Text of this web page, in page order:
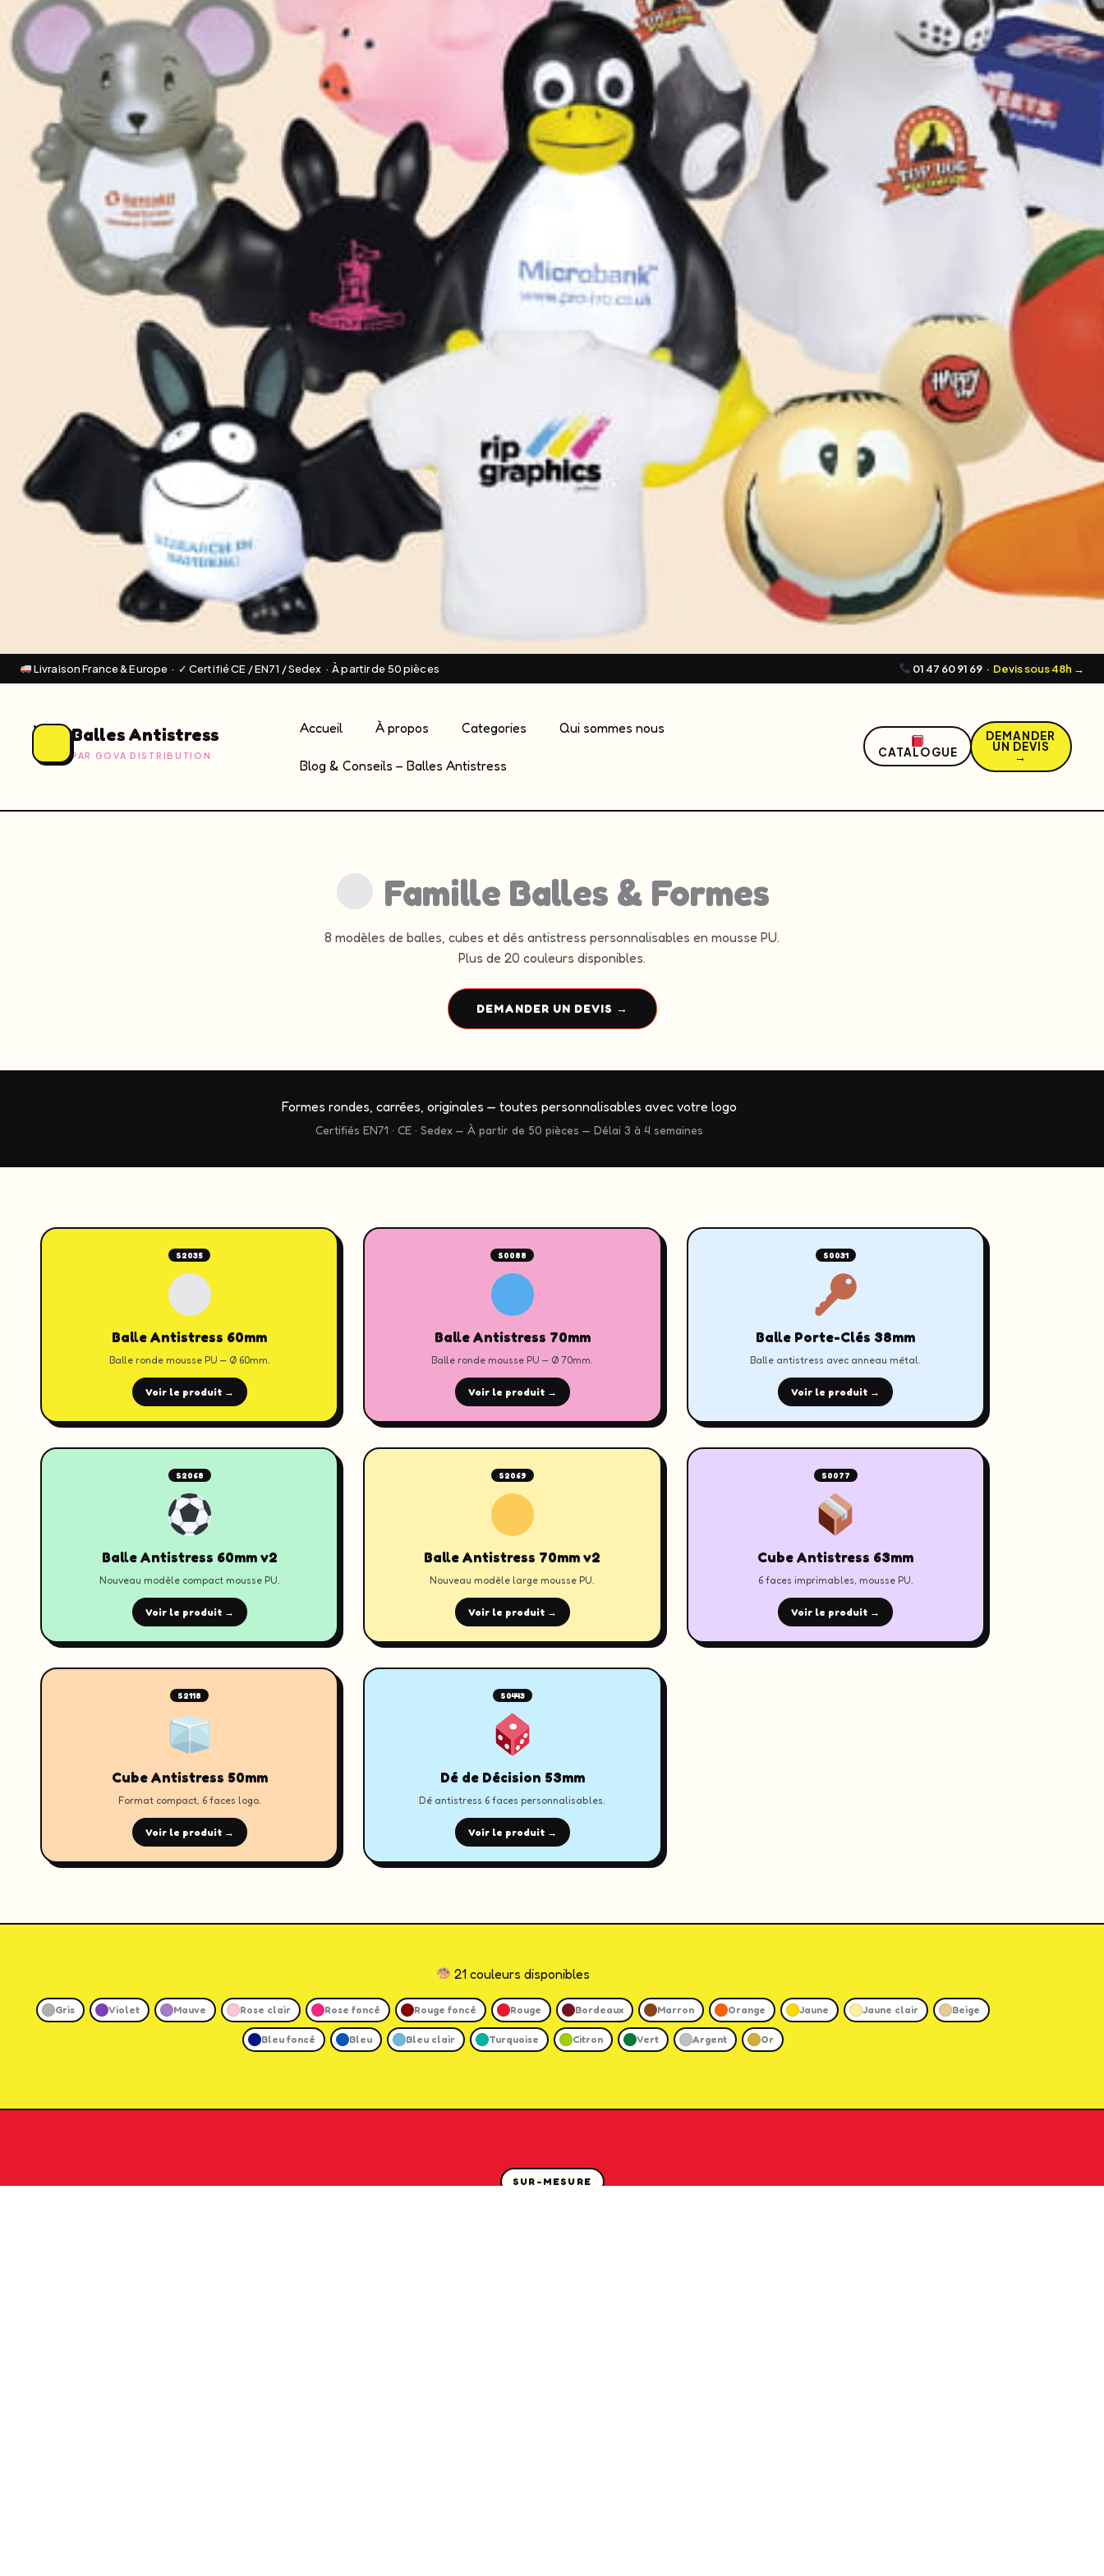
Livraison France & Europe · ✓ Certifié CE / EN71 / Sedex · À partir de 50 pièces 01 47 60 91 69 · Devis sous 48h →
Balles Antistress
PAR GOVA DISTRIBUTION
Accueil À propos Categories Qui sommes nous
Blog & Conseils – Balles Antistress
CATALOGUE
DEMANDER
UN DEVIS
→
Famille Balles & Formes
8 modèles de balles, cubes et dés antistress personnalisables en mousse PU.
Plus de 20 couleurs disponibles.
DEMANDER UN DEVIS →
Formes rondes, carrées, originales — toutes personnalisables avec votre logo
Certifiés EN71 · CE · Sedex — À partir de 50 pièces — Délai 3 à 4 semaines
S2035
Balle Antistress 60mm
Balle ronde mousse PU — Ø 60mm.
Voir le produit →
S0088
Balle Antistress 70mm
Balle ronde mousse PU — Ø 70mm.
Voir le produit →
S0031
Balle Porte-Clés 38mm
Balle antistress avec anneau métal.
Voir le produit →
S2068
Balle Antistress 60mm v2
Nouveau modèle compact mousse PU.
Voir le produit →
S2069
Balle Antistress 70mm v2
Nouveau modèle large mousse PU.
Voir le produit →
S0077
Cube Antistress 63mm
6 faces imprimables, mousse PU.
Voir le produit →
S2118
Cube Antistress 50mm
Format compact, 6 faces logo.
Voir le produit →
S0443
Dé de Décision 53mm
Dé antistress 6 faces personnalisables.
Voir le produit →
21 couleurs disponibles
Gris Violet Mauve Rose clair Rose foncé Rouge foncé Rouge Bordeaux Marron Orange Jaune Jaune clair Beige
Bleu foncé Bleu Bleu clair Turquoise Citron Vert Argent Or
SUR-MESURE